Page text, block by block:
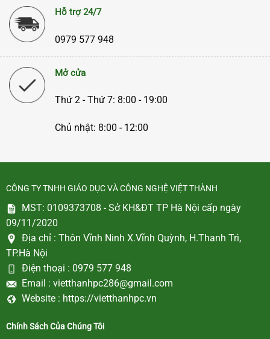
Hỗ trợ 24/7
0979 577 948
Mở cửa
Thứ 2 - Thứ 7: 8:00 - 19:00
Chủ nhật: 8:00 - 12:00
CÔNG TY TNHH GIÁO DỤC VÀ CÔNG NGHỆ VIỆT THÀNH
MST: 0109373708 - Sở KH&ĐT TP Hà Nội cấp ngày
09/11/2020
Địa chỉ : Thôn Vĩnh Ninh X.Vĩnh Quỳnh, H.Thanh Trì,
TP.Hà Nội
Điện thoại : 0979 577 948
Email : vietthanhpc286@gmail.com
Website : https://vietthanhpc.vn
Chính Sách Của Chúng Tôi